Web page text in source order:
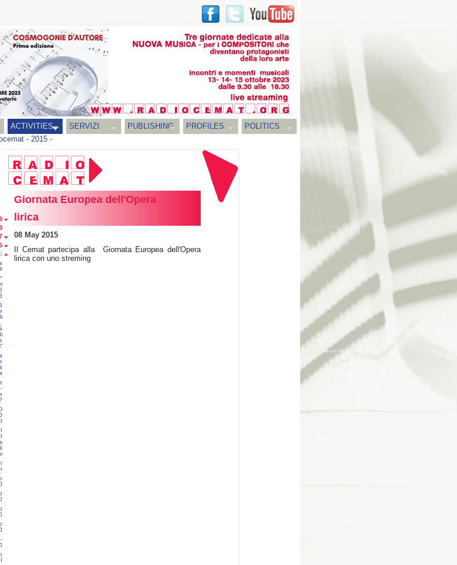
ACTIVITIES SERVIZI PUBLISHING PROFILES
POLITICS
- 2015 -
Giornata Europea dell'Opera
lirica
08 May 2015
Il Cemat partecipa alla Giornata Europea dell'Opera
lirica con uno streming